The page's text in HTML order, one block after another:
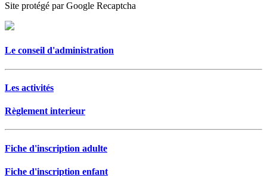
Site protégé par Google Recaptcha
Le conseil d'administration
Les activités
Règlement interieur
Fiche d'inscription adulte
Fiche d'inscription enfant